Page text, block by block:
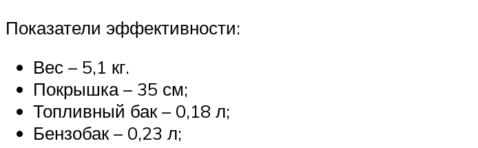
Показатели эффективности:
Вес – 5,1 кг.
Покрышка – 35 см;
Топливный бак – 0,18 л;
Бензобак – 0,23 л;